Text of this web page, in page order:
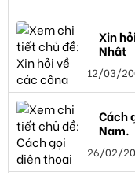
Xin
Nhật
12/03/
Cách
Nam.
26/02/